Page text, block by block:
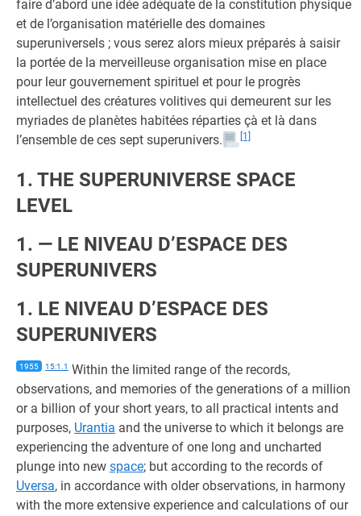
faire d’abord une idée adéquate de la constitution physique
et de l’organisation matérielle des domaines
superuniversels ; vous serez alors mieux préparés à saisir
la portée de la merveilleuse organisation mise en place
pour leur gouvernement spirituel et pour le progrès
intellectuel des créatures volitives qui demeurent sur les
myriades de planètes habitées réparties çà et là dans
l’ensemble de ces sept superunivers.
[1]
1. THE SUPERUNIVERSE SPACE
LEVEL
1. — LE NIVEAU D’ESPACE DES
SUPERUNIVERS
1. LE NIVEAU D’ESPACE DES
SUPERUNIVERS
1955 15:1.1 Within the limited range of the records,
observations, and memories of the generations of a million
or a billion of your short years, to all practical intents and
purposes, Urantia and the universe to which it belongs are
experiencing the adventure of one long and uncharted
plunge into new space; but according to the records of
Uversa, in accordance with older observations, in harmony
with the more extensive experience and calculations of our